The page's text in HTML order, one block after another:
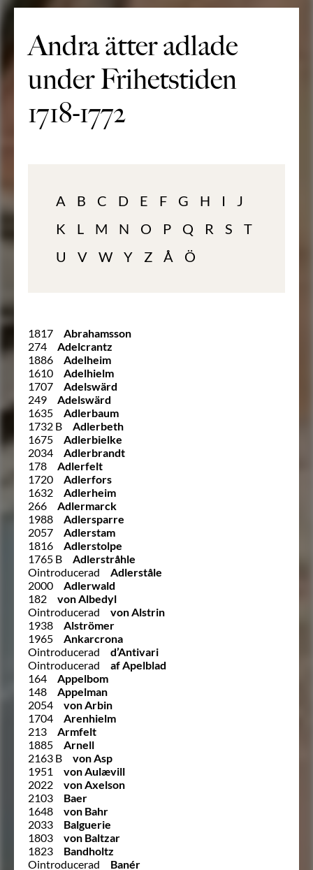
Andra ätter adlade
under Frihetstiden
1718-1772
A B C D E F G H I
J
K
L M N O P Q R S
T
U
V W Y Z Å Ö
1817
Abrahamsson
274
Adelcrantz
1886
Adelheim
1610
Adelhielm
1707
Adelswärd
249
Adelswärd
1635
Adlerbaum
1732 B
Adlerbeth
1675
Adlerbielke
2034
Adlerbrandt
178
Adlerfelt
1720
Adlerfors
1632
Adlerheim
266
Adlermarck
1988
Adlersparre
2057
Adlerstam
1816
Adlerstolpe
1765 B
Adlerstråhle
Ointroducerad
Adlerståle
2000
Adlerwald
182
von Albedyl
Ointroducerad
von Alstrin
1938
Alströmer
1965
Ankarcrona
Ointroducerad
d’Antivari
Ointroducerad
af Apelblad
164
Appelbom
148
Appelman
2054
von Arbin
1704
Arenhielm
213
Armfelt
1885
Arnell
2163 B
von Asp
1951
von Aulævill
2022
von Axelson
2103
Baer
1648
von Bahr
2033
Balguerie
1803
von Baltzar
1823
Bandholtz
Ointroducerad
Banér